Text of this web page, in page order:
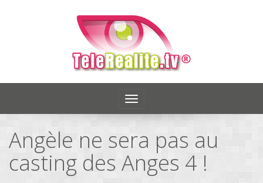
Toggle
navigation
Angèle ne sera pas au
casting des Anges 4 !